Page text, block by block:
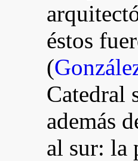
éstos
(
Catedral
además
al sur: la